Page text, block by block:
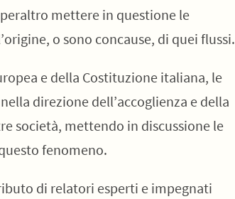
mettere in questione le
o sono concause, di quei flussi.
e della Costituzione italiana, le
direzione dell’accoglienza e della
società, mettendo in discussione le
fenomeno.
di relatori esperti e impegnati